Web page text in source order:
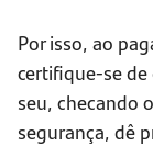
Por isso, ao
certifique-se
seu, checando
segurança, dê